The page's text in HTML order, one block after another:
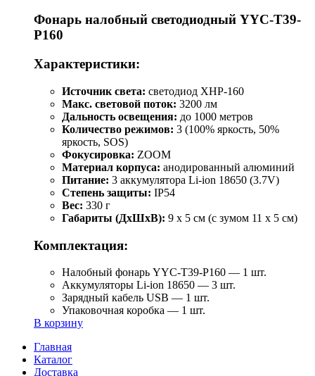
Фонарь налобный светодиодный YYC-T39-
P160
Характеристики:
Источник света: светодиод XHP-160
Макс. световой поток: 3200 лм
Дальность освещения: до 1000 метров
Количество режимов: 3 (100% яркость, 50%
яркость, SOS)
Фокусировка: ZOOM
Материал корпуса: анодированный алюминий
Питание: 3 аккумулятора Li-ion 18650 (3.7V)
Степень защиты: IP54
Вес: 330 г
Габариты (ДхШхВ): 9 x 5 см (с зумом 11 x 5 см)
Комплектация:
Налобный фонарь YYC-T39-P160 — 1 шт.
Аккумуляторы Li-ion 18650 — 3 шт.
Зарядный кабель USB — 1 шт.
Упаковочная коробка — 1 шт.
В корзину
Главная
Каталог
Доставка